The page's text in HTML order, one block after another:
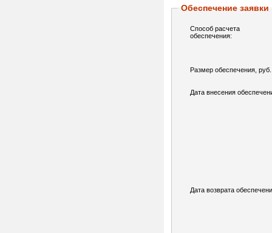
Обеспечение заявки
Способ расчета
обеспечения:
Размер обеспечения,
Дата внесения
Дата возврата